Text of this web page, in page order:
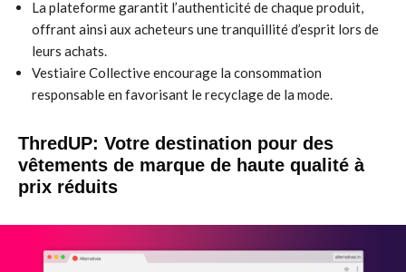
La plateforme garantit l’authenticité de chaque produit,
offrant ainsi aux acheteurs une tranquillité d’esprit lors de
leurs achats.
Vestiaire Collective encourage la consommation
responsable en favorisant le recyclage de la mode.
ThredUP: Votre destination pour des
vêtements de marque de haute qualité à
prix réduits